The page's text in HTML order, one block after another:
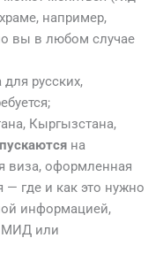
например,
вы в любом случае
русских,
Кыргызстана,
на
виза, оформленная
— где и как это нужно
информацией,
МИД или